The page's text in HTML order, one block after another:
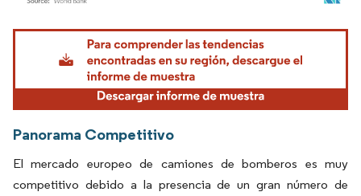
Imagen © Mordor Intelligence. El uso requiere atribución según CC BY 4.0.
Panorama Competitivo
El mercado europeo de camiones de bomberos es muy
competitivo debido a la presencia de un gran número de